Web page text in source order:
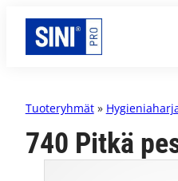
Tuoteryhmät»
740 Pitkä